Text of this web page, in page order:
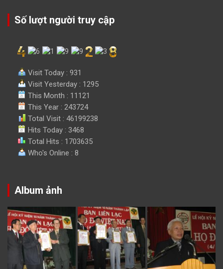
Số lượt người truy cập
Visit Today : 931
Visit Yesterday : 1295
This Month : 11121
This Year : 243724
Total Visit : 46199238
Hits Today : 3468
Total Hits : 1703635
Who's Online : 8
Album ảnh